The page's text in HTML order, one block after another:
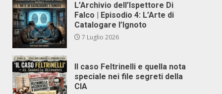
L’Archivio dell’Ispettore Di
Falco | Episodio 4: L’Arte di
Catalogare l’Ignoto
7 Luglio 2026
Il caso Feltrinelli e quella nota
speciale nei file segreti della
CIA